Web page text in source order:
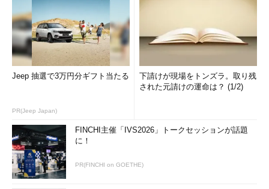
Jeep 抽選で3万円分ギフト当たる
PR(Jeep Japan)
下請けが現場をトンズラ。取り残
された元請けの運命は？ (1/2)
FINCHI主催「IVS2026」トークセッションが話題
に！
PR(FINCHI on GOETHE)